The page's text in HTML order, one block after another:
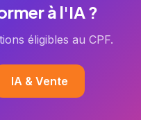
à l'IA ?
éligibles au CPF.
IA & Vente